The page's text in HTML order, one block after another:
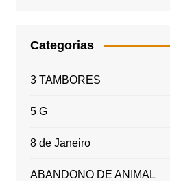
Categorias
3 TAMBORES
5 G
8 de Janeiro
ABANDONO DE ANIMAL